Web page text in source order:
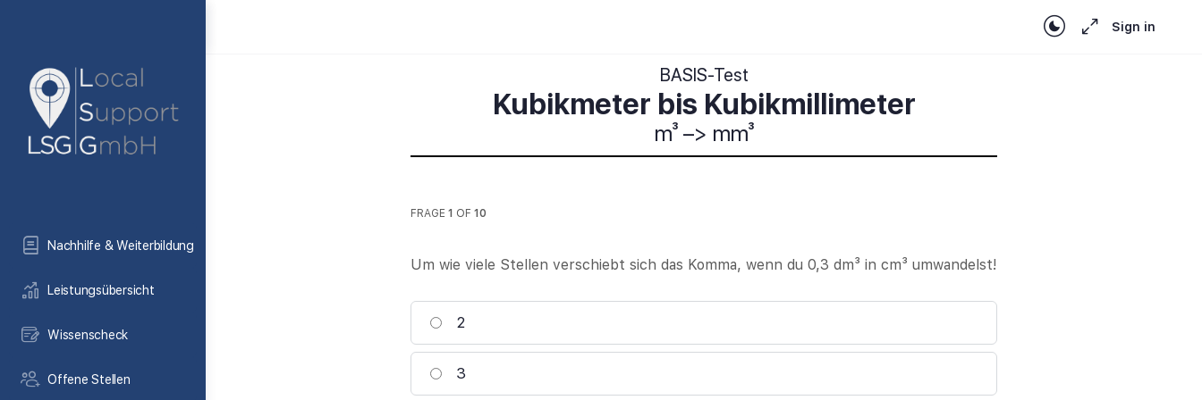
Nachhilfe & Weiterbildung
Leistungsübersicht
Wissenscheck
Offene Stellen
Sign in
BASIS-Test
Kubikmeter bis Kubikmillimeter
m³ –> mm³
FRAGE 1 OF 10
Um wie viele Stellen verschiebt sich das Komma, wenn du 0,3 dm³ in cm³ umwandelst!
2
3